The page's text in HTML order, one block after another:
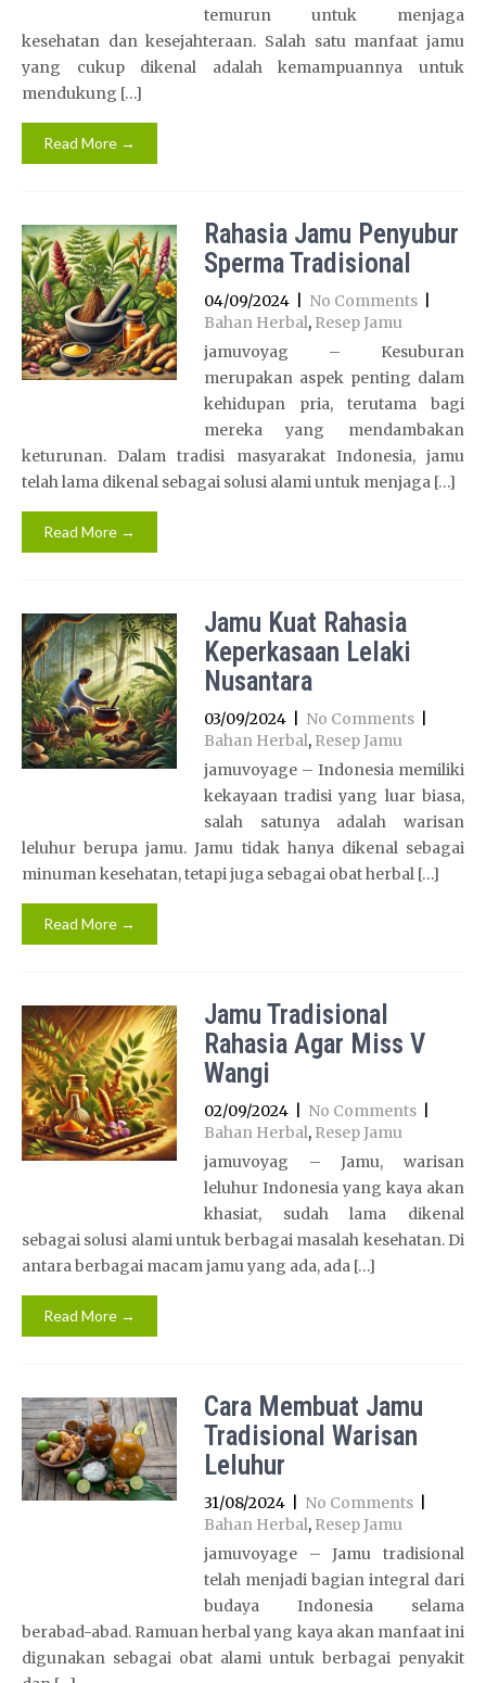
temurun untuk menjaga
kesehatan dan kesejahteraan. Salah satu manfaat jamu
yang cukup dikenal adalah kemampuannya untuk
mendukung […]
Read More →
Rahasia Jamu Penyubur
Sperma Tradisional
04/09/2024 No Comments
Bahan Herbal, Resep Jamu
jamuvoyag – Kesuburan
merupakan aspek penting dalam
kehidupan pria, terutama bagi
mereka yang mendambakan
keturunan. Dalam tradisi masyarakat Indonesia, jamu
telah lama dikenal sebagai solusi alami untuk menjaga […]
Read More →
Jamu Kuat Rahasia
Keperkasaan Lelaki
Nusantara
03/09/2024 No Comments
Bahan Herbal, Resep Jamu
jamuvoyage – Indonesia memiliki
kekayaan tradisi yang luar biasa,
salah satunya adalah warisan
leluhur berupa jamu. Jamu tidak hanya dikenal sebagai
minuman kesehatan, tetapi juga sebagai obat herbal […]
Read More →
Jamu Tradisional
Rahasia Agar Miss V
Wangi
02/09/2024 No Comments
Bahan Herbal, Resep Jamu
jamuvoyag – Jamu, warisan
leluhur Indonesia yang kaya akan
khasiat, sudah lama dikenal
sebagai solusi alami untuk berbagai masalah kesehatan. Di
antara berbagai macam jamu yang ada, ada […]
Read More →
Cara Membuat Jamu
Tradisional Warisan
Leluhur
31/08/2024 No Comments
Bahan Herbal, Resep Jamu
jamuvoyage – Jamu tradisional
telah menjadi bagian integral dari
budaya Indonesia selama
berabad-abad. Ramuan herbal yang kaya akan manfaat ini
digunakan sebagai obat alami untuk berbagai penyakit